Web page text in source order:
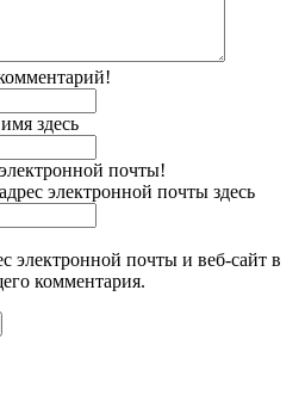
здесь
почты!
электронной почты здесь
электронной почты и веб-сайт в
комментария.